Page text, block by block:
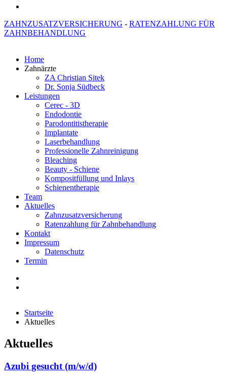
ZAHNZUSATZVERSICHERUNG - RATENZAHLUNG FÜR
ZAHNBEHANDLUNG
Home
Zahnärzte
ZA Christian Sitek
Dr. Sonja Südbeck
Leistungen
Cerec - 3D
Endodontie
Parodontitistherapie
Implantate
Laserbehandlung
Professionelle Zahnreinigung
Bleaching
Beauty - Schiene
Kompositfüllung und Inlays
Schienentherapie
Team
Aktuelles
Zahnzusatzversicherung
Ratenzahlung für Zahnbehandlung
Kontakt
Impressum
Datenschutz
Termin
Startseite
Aktuelles
Aktuelles
Azubi gesucht (m/w/d)